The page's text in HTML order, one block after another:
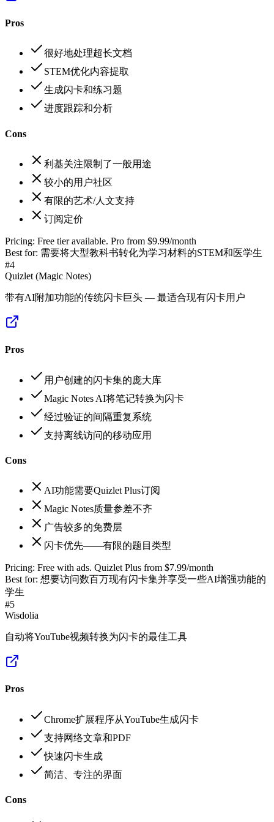
Pros
很好地处理超长文档
STEM优化内容提取
生成闪卡和练习题
进度跟踪和分析
Cons
利基关注限制了一般用途
较小的用户社区
有限的艺术/人文支持
订阅定价
Pricing: Free tier available. Pro from $9.99/month
Best for: 需要将大型教科书转化为学习材料的STEM和医学生
#4
Quizlet (Magic Notes)
带有AI附加功能的传统闪卡巨头 — 最适合现有闪卡用户
Pros
用户创建的闪卡集的庞大库
Magic Notes AI将笔记转换为闪卡
经过验证的间隔重复系统
支持离线访问的移动应用
Cons
AI功能需要Quizlet Plus订阅
Magic Notes质量参差不齐
广告较多的免费层
闪卡优先——有限的题目类型
Pricing: Free with ads. Quizlet Plus from $7.99/month
Best for: 想要访问数百万现有闪卡集并享受一些AI增强功能的
学生
#5
Wisdolia
自动将YouTube视频转换为闪卡的最佳工具
Pros
Chrome扩展程序从YouTube生成闪卡
支持网络文章和PDF
快速闪卡生成
简洁、专注的界面
Cons